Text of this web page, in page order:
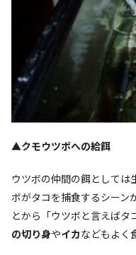
▲クモウツボへの給餌
ウツボの仲間の餌としては
ボがタコを捕食するシーン
とから「ウツボと言えばタ
の切り身やイカなどもよく